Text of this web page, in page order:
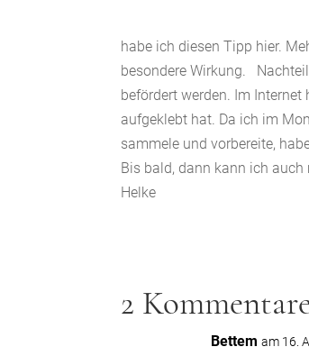
habe ich diesen Tipp hier.
besondere Wirkung.
befördert werden. Im
aufgeklebt hat. Da ich im
sammele und vorbereite,
Bis bald, dann kann ich
Helke
2
Bettem am 16.